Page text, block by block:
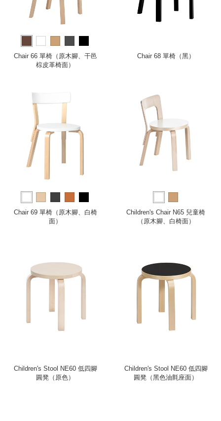
Chair 66 單椅（原木腳、干邑
棕皮革椅面）
Chair 68 單椅（黑）
Chair 69 單椅（原木腳、白椅
面）
Children's Chair N65 兒童椅
（原木腳、白椅面）
Children's Stool NE60 低四腳
圓凳（原色）
Children's Stool NE60 低四腳
圓凳（黑色油氈座面）